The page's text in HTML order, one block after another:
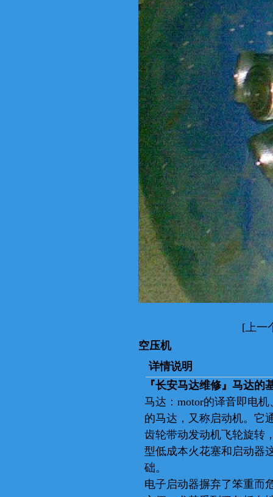
[上一
空压机
详情说明
『长安马达维修』马达的
马达：motor的译音即电
的马达，又称启动机。它
齿轮带动发动机飞轮旋转
型低成本火花塞和启动器
础。
电子启动器摒弃了笨重而